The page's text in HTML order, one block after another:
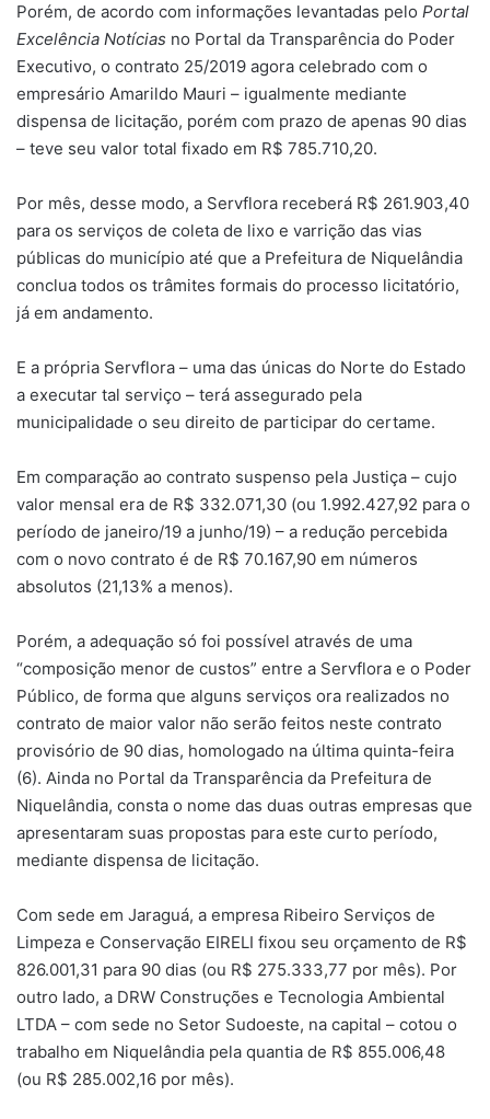
Porém, de acordo com informações levantadas pelo Portal
Excelência Notícias no Portal da Transparência do Poder
Executivo, o contrato 25/2019 agora celebrado com o
empresário Amarildo Mauri – igualmente mediante
dispensa de licitação, porém com prazo de apenas 90 dias
– teve seu valor total fixado em R$ 785.710,20.
Por mês, desse modo, a Servflora receberá R$ 261.903,40
para os serviços de coleta de lixo e varrição das vias
públicas do município até que a Prefeitura de Niquelândia
conclua todos os trâmites formais do processo licitatório,
já em andamento.
E a própria Servflora – uma das únicas do Norte do Estado
a executar tal serviço – terá assegurado pela
municipalidade o seu direito de participar do certame.
Em comparação ao contrato suspenso pela Justiça – cujo
valor mensal era de R$ 332.071,30 (ou 1.992.427,92 para o
período de janeiro/19 a junho/19) – a redução percebida
com o novo contrato é de R$ 70.167,90 em números
absolutos (21,13% a menos).
Porém, a adequação só foi possível através de uma
“composição menor de custos” entre a Servflora e o Poder
Público, de forma que alguns serviços ora realizados no
contrato de maior valor não serão feitos neste contrato
provisório de 90 dias, homologado na última quinta-feira
(6). Ainda no Portal da Transparência da Prefeitura de
Niquelândia, consta o nome das duas outras empresas que
apresentaram suas propostas para este curto período,
mediante dispensa de licitação.
Com sede em Jaraguá, a empresa Ribeiro Serviços de
Limpeza e Conservação EIRELI fixou seu orçamento de R$
826.001,31 para 90 dias (ou R$ 275.333,77 por mês). Por
outro lado, a DRW Construções e Tecnologia Ambiental
LTDA – com sede no Setor Sudoeste, na capital – cotou o
trabalho em Niquelândia pela quantia de R$ 855.006,48
(ou R$ 285.002,16 por mês).